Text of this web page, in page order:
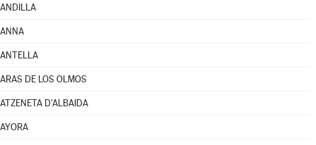
ANDILLA
ANNA
ANTELLA
ARAS DE LOS OLMOS
ATZENETA D'ALBAIDA
AYORA